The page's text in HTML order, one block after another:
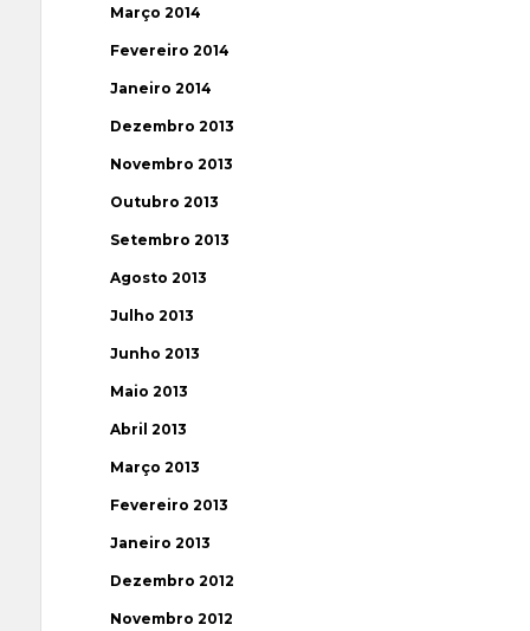
Março 2014
Fevereiro 2014
Janeiro 2014
Dezembro 2013
Novembro 2013
Outubro 2013
Setembro 2013
Agosto 2013
Julho 2013
Junho 2013
Maio 2013
Abril 2013
Março 2013
Fevereiro 2013
Janeiro 2013
Dezembro 2012
Novembro 2012